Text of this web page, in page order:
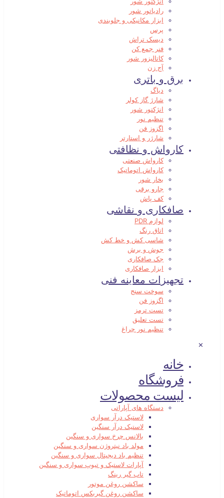
رادیاتور شور
ابزار مکانیکی و جلوبندی
پرس
دیسک تراش
فنر جمع کن
کاتالیزور شور
آج زن
برق و باتری
دیاگ
شارژ گاز کولر
انژکتور شور
تنظیم نور
اگزوز فن
شارژر و استارتر
کارواش و نظافتی
کارواش صنعتی
کارواش اتوماتیک
بخار شور
جارو برقی
کف پاش
صافکاری و نقاشی
لوازم PDR
اتاق رنگ
شاسی کش و خط کش
جوش و برش
جک صافکاری
ابزار صافکاری
تجهیزات معاینه فنی
سوخت سنج
اگزوز فن
تست ترمز
تست تعلیق
تنظیم نور چراغ
✕
خانه
فروشگاه
لیست محصولات
دستگاه های آپاراتی
لاستیک درآر سواری
لاستیک درآر سنگین
بالانس چرخ سواری و سنگین
مولد باد نیتروژن سواری و سنگین
تنظیم باد دیجیتال سواری و سنگین
آپارات لاستیک و تیوپ سواری و سنگین
تاب گیر رینگ
ساکشن روغن موتور
ساکشن روغن گیربکس اتوماتیک